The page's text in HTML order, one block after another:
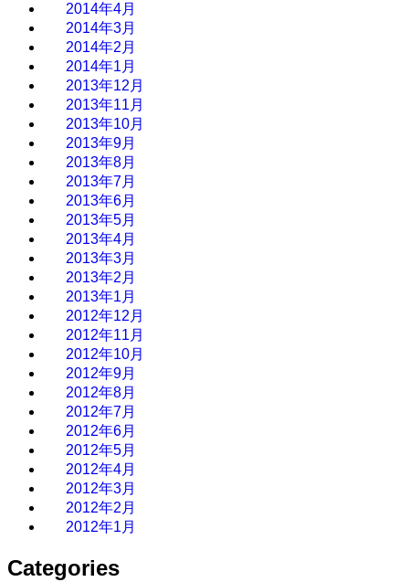
2014年4月
2014年3月
2014年2月
2014年1月
2013年12月
2013年11月
2013年10月
2013年9月
2013年8月
2013年7月
2013年6月
2013年5月
2013年4月
2013年3月
2013年2月
2013年1月
2012年12月
2012年11月
2012年10月
2012年9月
2012年8月
2012年7月
2012年6月
2012年5月
2012年4月
2012年3月
2012年2月
2012年1月
Categories